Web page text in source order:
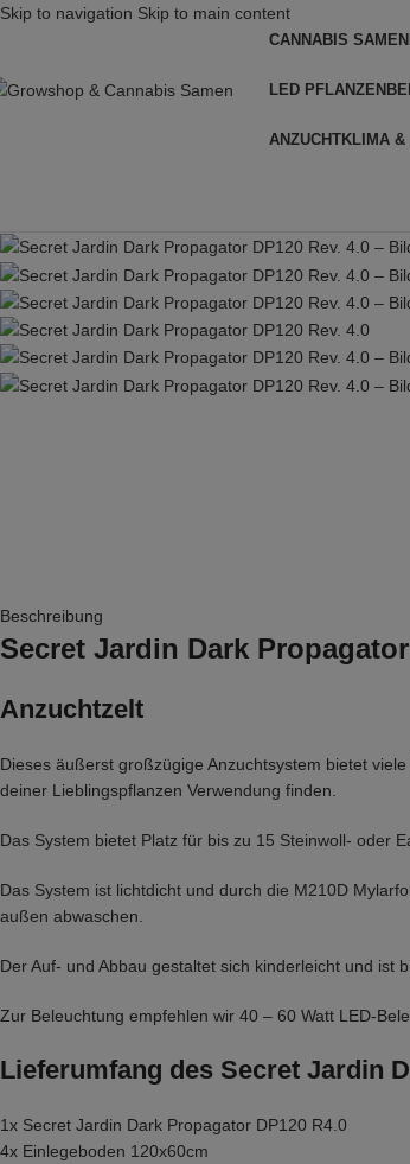
Skip to navigation Skip to main content
CANNABIS SAMEN
LED
ANZUCHTKLIMA &
Beschreibung
Secret Jardin Dark Propagator
Anzuchtzelt
Dieses äußerst großzügige Anzuchtsystem bietet
deiner Lieblingspflanzen Verwendung finden.
Das System bietet Platz für bis zu 15 Steinwoll- oder
Das System ist lichtdicht und durch die M210D
außen abwaschen.
Der Auf- und Abbau gestaltet sich kinderleicht und ist
Zur Beleuchtung empfehlen wir 40 – 60 Watt LED-
Lieferumfang des Secret Jardin
1x Secret Jardin Dark Propagator DP120 R4.0
4x Einlegeboden 120x60cm